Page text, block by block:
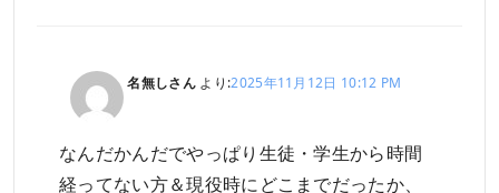
名無しさん より:2025年11月12日 10:12 PM
なんだかんだでやっぱり生徒・学生から時間
経ってない方＆現役時にどこまでだったか、